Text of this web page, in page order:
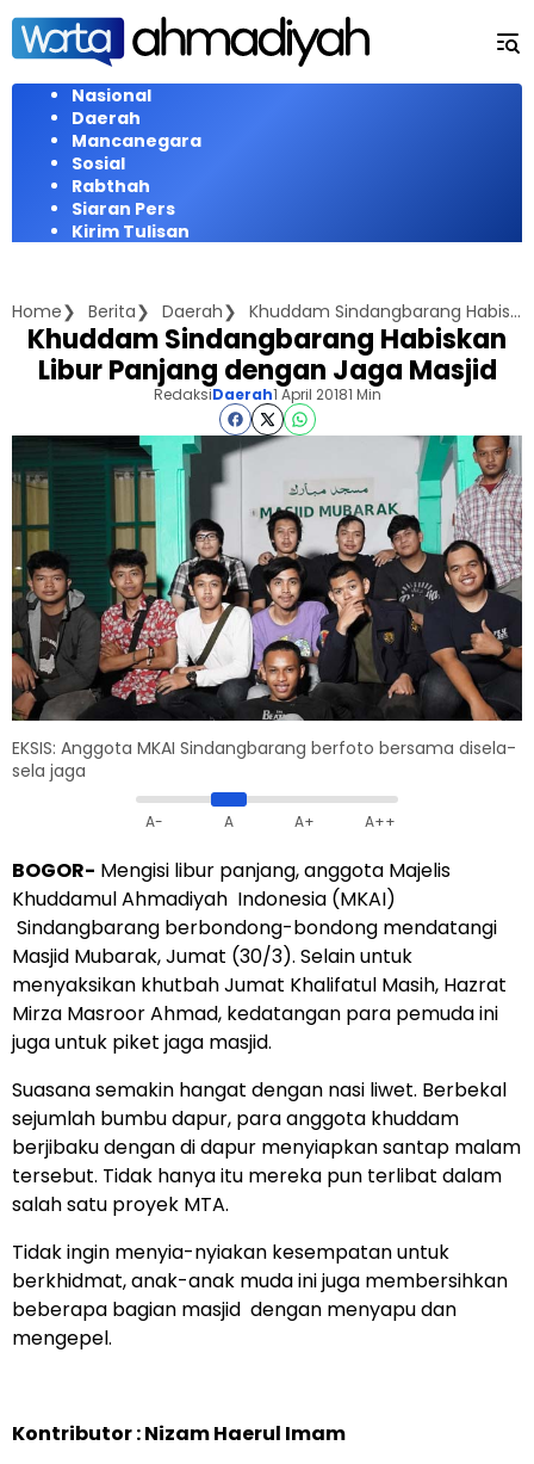
Langsung
konten
Nasional
Daerah
Mancanegara
Sosial
Rabthah
Siaran Pers
Kirim Tulisan
Home Berita Daerah Khuddam Sindangbarang Habiskan Libur Panjang dengan Jaga Masjid
Khuddam Sindangbarang Habiskan
Libur Panjang dengan Jaga Masjid
RedaksiDaerah1 April 20181 Min
EKSIS: Anggota MKAI Sindangbarang berfoto bersama disela-
sela jaga
A- A A+ A++
BOGOR- Mengisi libur panjang, anggota Majelis
Khuddamul Ahmadiyah Indonesia (MKAI)
Sindangbarang berbondong-bondong mendatangi
Masjid Mubarak, Jumat (30/3). Selain untuk
menyaksikan khutbah Jumat Khalifatul Masih, Hazrat
Mirza Masroor Ahmad, kedatangan para pemuda ini
juga untuk piket jaga masjid.
Suasana semakin hangat dengan nasi liwet. Berbekal
sejumlah bumbu dapur, para anggota khuddam
berjibaku dengan di dapur menyiapkan santap malam
tersebut. Tidak hanya itu mereka pun terlibat dalam
salah satu proyek MTA.
Tidak ingin menyia-nyiakan kesempatan untuk
berkhidmat, anak-anak muda ini juga membersihkan
beberapa bagian masjid dengan menyapu dan
mengepel.
Kontributor : Nizam Haerul Imam